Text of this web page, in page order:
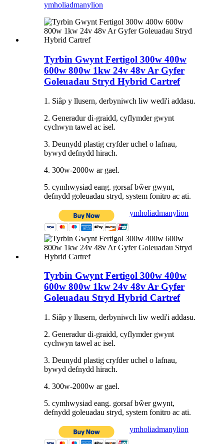
ymholiadmanylion
Tyrbin Gwynt Fertigol 300w 400w
600w 800w 1kw 24v 48v Ar Gyfer
Goleuadau Stryd Hybrid Cartref
1. Siâp y llusern, derbyniwch liw wedi'i addasu.
2. Generadur di-graidd, cyflymder gwynt
cychwyn tawel ac isel.
3. Deunydd plastig cryfder uchel o lafnau,
bywyd defnydd hirach.
4. 300w-2000w ar gael.
5. cymhwysiad eang. gorsaf bŵer gwynt,
defnydd goleuadau stryd, system fonitro ac ati.
ymholiadmanylion
Tyrbin Gwynt Fertigol 300w 400w
600w 800w 1kw 24v 48v Ar Gyfer
Goleuadau Stryd Hybrid Cartref
1. Siâp y llusern, derbyniwch liw wedi'i addasu.
2. Generadur di-graidd, cyflymder gwynt
cychwyn tawel ac isel.
3. Deunydd plastig cryfder uchel o lafnau,
bywyd defnydd hirach.
4. 300w-2000w ar gael.
5. cymhwysiad eang. gorsaf bŵer gwynt,
defnydd goleuadau stryd, system fonitro ac ati.
ymholiadmanylion